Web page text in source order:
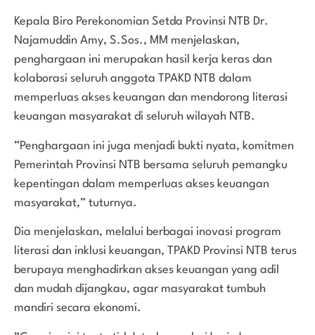
Kepala Biro Perekonomian Setda Provinsi NTB Dr.
Najamuddin Amy, S.Sos., MM menjelaskan,
penghargaan ini merupakan hasil kerja keras dan
kolaborasi seluruh anggota TPAKD NTB dalam
memperluas akses keuangan dan mendorong literasi
keuangan masyarakat di seluruh wilayah NTB.
”Penghargaan ini juga menjadi bukti nyata, komitmen
Pemerintah Provinsi NTB bersama seluruh pemangku
kepentingan dalam memperluas akses keuangan
masyarakat,” tuturnya.
Dia menjelaskan, melalui berbagai inovasi program
literasi dan inklusi keuangan, TPAKD Provinsi NTB terus
berupaya menghadirkan akses keuangan yang adil
dan mudah dijangkau, agar masyarakat tumbuh
mandiri secara ekonomi.